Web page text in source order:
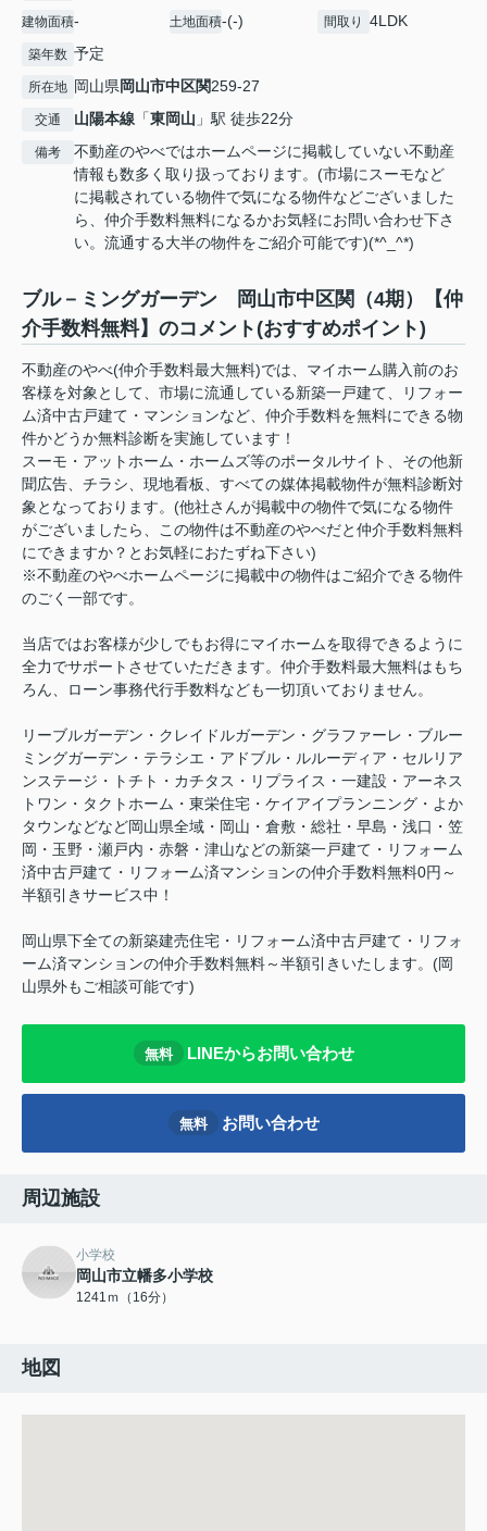
建物面積- 土地面積-(-) 間取り 4LDK
築年数 予定
所在地 岡山県岡山市中区関259-27
交通 山陽本線 「東岡山 」駅 徒歩22分
備考
不動産のやべではホームページに掲載していない不動産
情報も数多く取り扱っております。(市場にスーモなど
に掲載されている物件で気になる物件などございました
ら、仲介手数料無料になるかお気軽にお問い合わせ下さ
い。流通する大半の物件をご紹介可能です)(*^_^*)
ブル－ミングガーデン 岡山市中区関（4期）【仲
介手数料無料】のコメント(おすすめポイント)
不動産のやべ(仲介手数料最大無料)では、マイホーム購入前のお
客様を対象として、市場に流通している新築一戸建て、リフォー
ム済中古戸建て・マンションなど、仲介手数料を無料にできる物
件かどうか無料診断を実施しています！
スーモ・アットホーム・ホームズ等のポータルサイト、その他新
聞広告、チラシ、現地看板、すべての媒体掲載物件が無料診断対
象となっております。(他社さんが掲載中の物件で気になる物件
がございましたら、この物件は不動産のやべだと仲介手数料無料
にできますか？とお気軽におたずね下さい)
※不動産のやべホームページに掲載中の物件はご紹介できる物件
のごく一部です。
当店ではお客様が少しでもお得にマイホームを取得できるように
全力でサポートさせていただきます。仲介手数料最大無料はもち
ろん、ローン事務代行手数料なども一切頂いておりません。
リーブルガーデン・クレイドルガーデン・グラファーレ・ブルー
ミングガーデン・テラシエ・アドブル・ルルーディア・セルリア
ンステージ・トチト・カチタス・リプライス・一建設・アーネス
トワン・タクトホーム・東栄住宅・ケイアイプランニング・よか
タウンなどなど岡山県全域・岡山・倉敷・総社・早島・浅口・笠
岡・玉野・瀬戸内・赤磐・津山などの新築一戸建て・リフォーム
済中古戸建て・リフォーム済マンションの仲介手数料無料0円～
半額引きサービス中！
岡山県下全ての新築建売住宅・リフォーム済中古戸建て・リフォ
ーム済マンションの仲介手数料無料～半額引きいたします。(岡
山県外もご相談可能です)
無料 LINEからお問い合わせ
無料 お問い合わせ
周辺施設
小学校
岡山市立幡多小学校
1241ｍ（16分）
地図